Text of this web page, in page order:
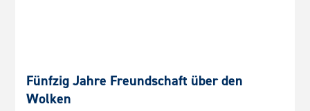
Fünfzig Jahre Freundschaft über den
Wolken